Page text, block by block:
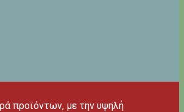
προϊόντων, με την υψηλή